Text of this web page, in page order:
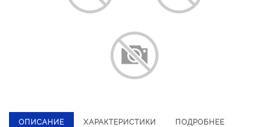
ОПИСАНИЕ ХАРАКТЕРИСТИКИ ПОДРОБНЕЕ